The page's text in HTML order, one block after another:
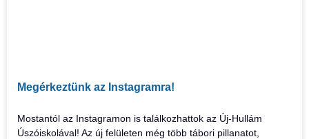
Megérkeztünk az Instagramra!
Mostantól az Instagramon is találkozhattok az Új-Hullám
Úszóiskolával! Az új felületen még több tábori pillanatot,